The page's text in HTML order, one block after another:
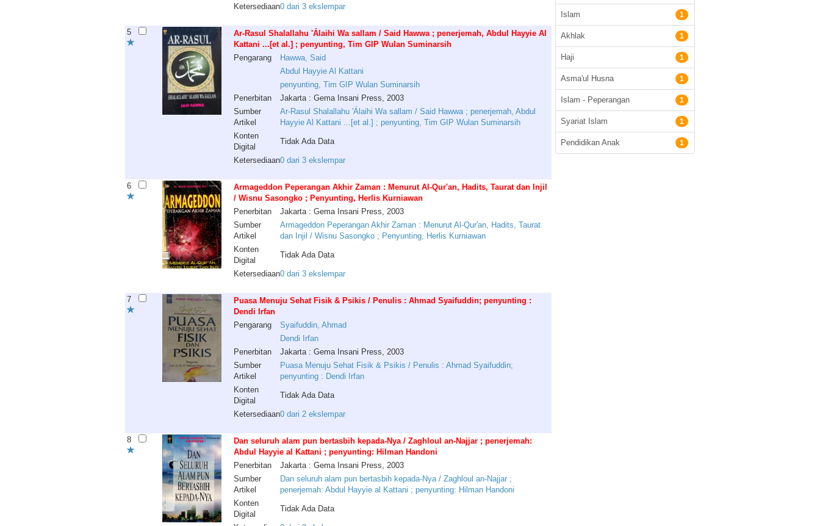
Ketersediaan0 dari 3 ekslempar
5
Ar-Rasul Shalallahu 'Álaihi Wa sallam / Said Hawwa ; penerjemah, Abdul Hayyie Al
Kattani ...[et al.] ; penyunting, Tim GIP Wulan Suminarsih
Pengarang
Hawwa, Said
Abdul Hayyie Al Kattani
penyunting, Tim GIP Wulan Suminarsih
Penerbitan
Jakarta : Gema Insani Press, 2003
Sumber
Artikel
Ar-Rasul Shalallahu 'Álaihi Wa sallam / Said Hawwa ; penerjemah, Abdul
Hayyie Al Kattani ...[et al.] ; penyunting, Tim GIP Wulan Suminarsih
Konten
Digital
Tidak Ada Data
Ketersediaan0 dari 3 ekslempar
6
Armageddon Peperangan Akhir Zaman : Menurut Al-Qur'an, Hadits, Taurat dan Injil
/ Wisnu Sasongko ; Penyunting, Herlis Kurniawan
Penerbitan
Jakarta : Gema Insani Press, 2003
Sumber
Artikel
Armageddon Peperangan Akhir Zaman : Menurut Al-Qur'an, Hadits, Taurat
dan Injil / Wisnu Sasongko ; Penyunting, Herlis Kurniawan
Konten
Digital
Tidak Ada Data
Ketersediaan0 dari 3 ekslempar
7
Puasa Menuju Sehat Fisik & Psikis / Penulis : Ahmad Syaifuddin; penyunting :
Dendi Irfan
Pengarang
Syaifuddin, Ahmad
Dendi Irfan
Penerbitan
Jakarta : Gema Insani Press, 2003
Sumber
Artikel
Puasa Menuju Sehat Fisik & Psikis / Penulis : Ahmad Syaifuddin;
penyunting : Dendi Irfan
Konten
Digital
Tidak Ada Data
Ketersediaan0 dari 2 ekslempar
8
Dan seluruh alam pun bertasbih kepada-Nya / Zaghloul an-Najjar ; penerjemah:
Abdul Hayyie al Kattani ; penyunting: Hilman Handoni
Penerbitan
Jakarta : Gema Insani Press, 2003
Sumber
Artikel
Dan seluruh alam pun bertasbih kepada-Nya / Zaghloul an-Najjar ;
penerjemah: Abdul Hayyie al Kattani ; penyunting: Hilman Handoni
Konten
Digital
Tidak Ada Data
Islam 1
Akhlak 1
Haji 1
Asma'ul Husna 1
Islam - Peperangan 1
Syariat Islam 1
Pendidikan Anak 1